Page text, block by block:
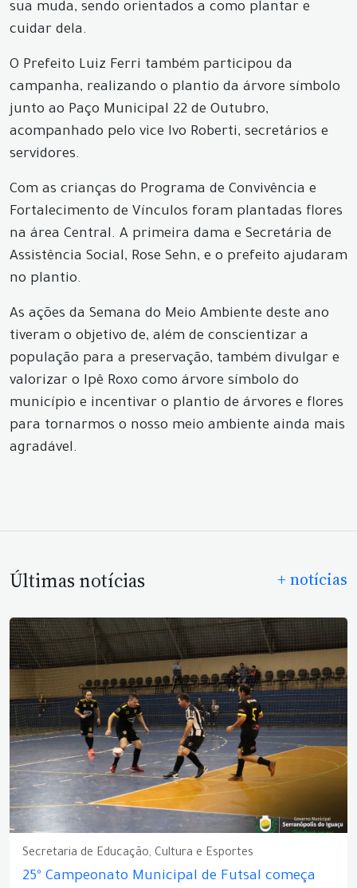
sua muda, sendo orientados a como plantar e
cuidar dela.
O Prefeito Luiz Ferri também participou da
campanha, realizando o plantio da árvore símbolo
junto ao Paço Municipal 22 de Outubro,
acompanhado pelo vice Ivo Roberti, secretários e
servidores.
Com as crianças do Programa de Convivência e
Fortalecimento de Vínculos foram plantadas flores
na área Central. A primeira dama e Secretária de
Assistência Social, Rose Sehn, e o prefeito ajudaram
no plantio.
As ações da Semana do Meio Ambiente deste ano
tiveram o objetivo de, além de conscientizar a
população para a preservação, também divulgar e
valorizar o Ipê Roxo como árvore símbolo do
município e incentivar o plantio de árvores e flores
para tornarmos o nosso meio ambiente ainda mais
agradável.
Últimas notícias + notícias
Secretaria de Educação, Cultura e Esportes
25º Campeonato Municipal de Futsal começa